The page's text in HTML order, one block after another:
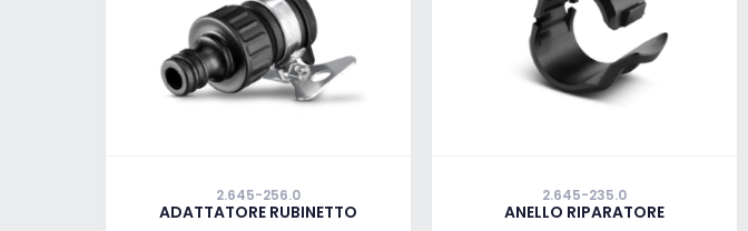
2.645-256.0
ADATTATORE RUBINETTO
2.645-235.0
ANELLO RIPARATORE